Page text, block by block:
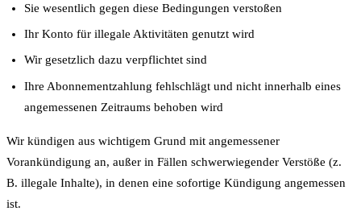
Sie wesentlich gegen diese Bedingungen verstoßen
Ihr Konto für illegale Aktivitäten genutzt wird
Wir gesetzlich dazu verpflichtet sind
Ihre Abonnementzahlung fehlschlägt und nicht innerhalb eines
angemessenen Zeitraums behoben wird
Wir kündigen aus wichtigem Grund mit angemessener
Vorankündigung an, außer in Fällen schwerwiegender Verstöße (z.
B. illegale Inhalte), in denen eine sofortige Kündigung angemessen
ist.